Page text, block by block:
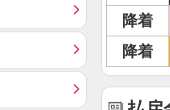
降着
降着